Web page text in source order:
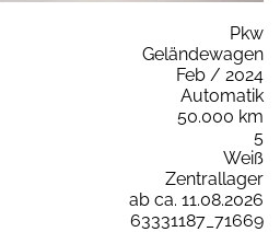
Pkw
Geländewagen
Feb / 2024
Automatik
50.000 km
5
Weiß
Zentrallager
ab ca. 11.08.2026
63331187_71669